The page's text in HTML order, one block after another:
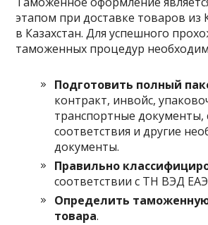
этапом при доставке товаров из
в Казахстан. Для успешного
таможенных процедур
Подготовить полный
контракт, инвойс,
транспортные документы,
соответствия и другие
документы.
Правильно
соответствии с ТН ВЭД
Определить
товара.